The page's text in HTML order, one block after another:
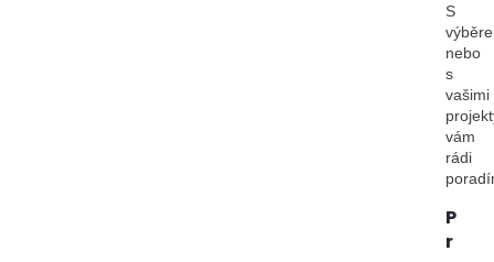
S
nebo
s
vašimi
vám
rádi
P
r